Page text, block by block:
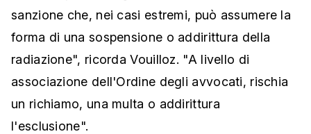
sanzione che, nei casi estremi, può assumere la
forma di una sospensione o addirittura della
radiazione", ricorda Vouilloz. "A livello di
associazione dell'Ordine degli avvocati, rischia
un richiamo, una multa o addirittura
l'esclusione".